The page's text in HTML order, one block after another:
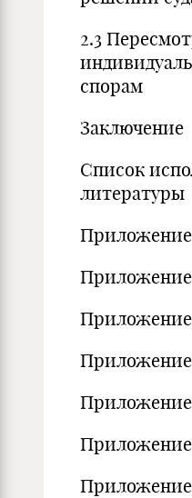
2.3
спорам
Заключение
Список
литературы
Приложение
Приложение
Приложение
Приложение